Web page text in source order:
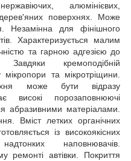
алюмінієвих,
поверхнях. Може
Незамінна для фінішного
Характеризується малим
та гарною адгезією до
Завдяки кремоподібній
мікропори та мікротріщини.
може бути відразу
високі порозаповнюючі
абразивними матеріалами.
Вміст летких органічних
із високоякісних
наповнювачів.
ремонті автівки. Покриття